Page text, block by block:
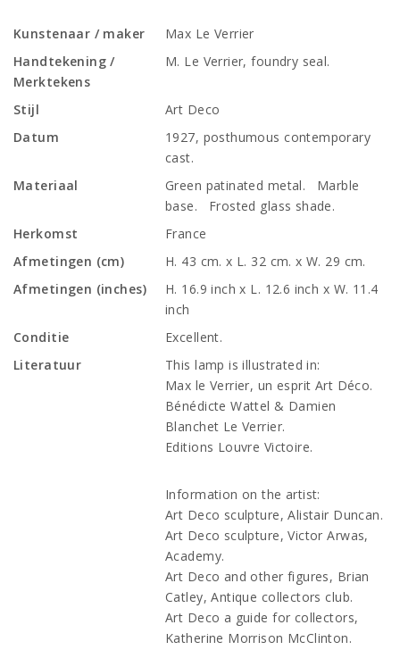
Kunstenaar / maker
Max Le Verrier
Handtekening /
Merktekens
M. Le Verrier, foundry seal.
Stijl
Art Deco
Datum
1927, posthumous contemporary
cast.
Materiaal
Green patinated metal. Marble
base. Frosted glass shade.
Herkomst
France
Afmetingen (cm)
H. 43 cm. x L. 32 cm. x W. 29 cm.
Afmetingen (inches)
H. 16.9 inch x L. 12.6 inch x W. 11.4
inch
Conditie
Excellent.
Literatuur
This lamp is illustrated in:
Max le Verrier, un esprit Art Déco.
Bénédicte Wattel & Damien
Blanchet Le Verrier.
Editions Louvre Victoire.
Information on the artist:
Art Deco sculpture, Alistair Duncan.
Art Deco sculpture, Victor Arwas,
Academy.
Art Deco and other figures, Brian
Catley, Antique collectors club.
Art Deco a guide for collectors,
Katherine Morrison McClinton.